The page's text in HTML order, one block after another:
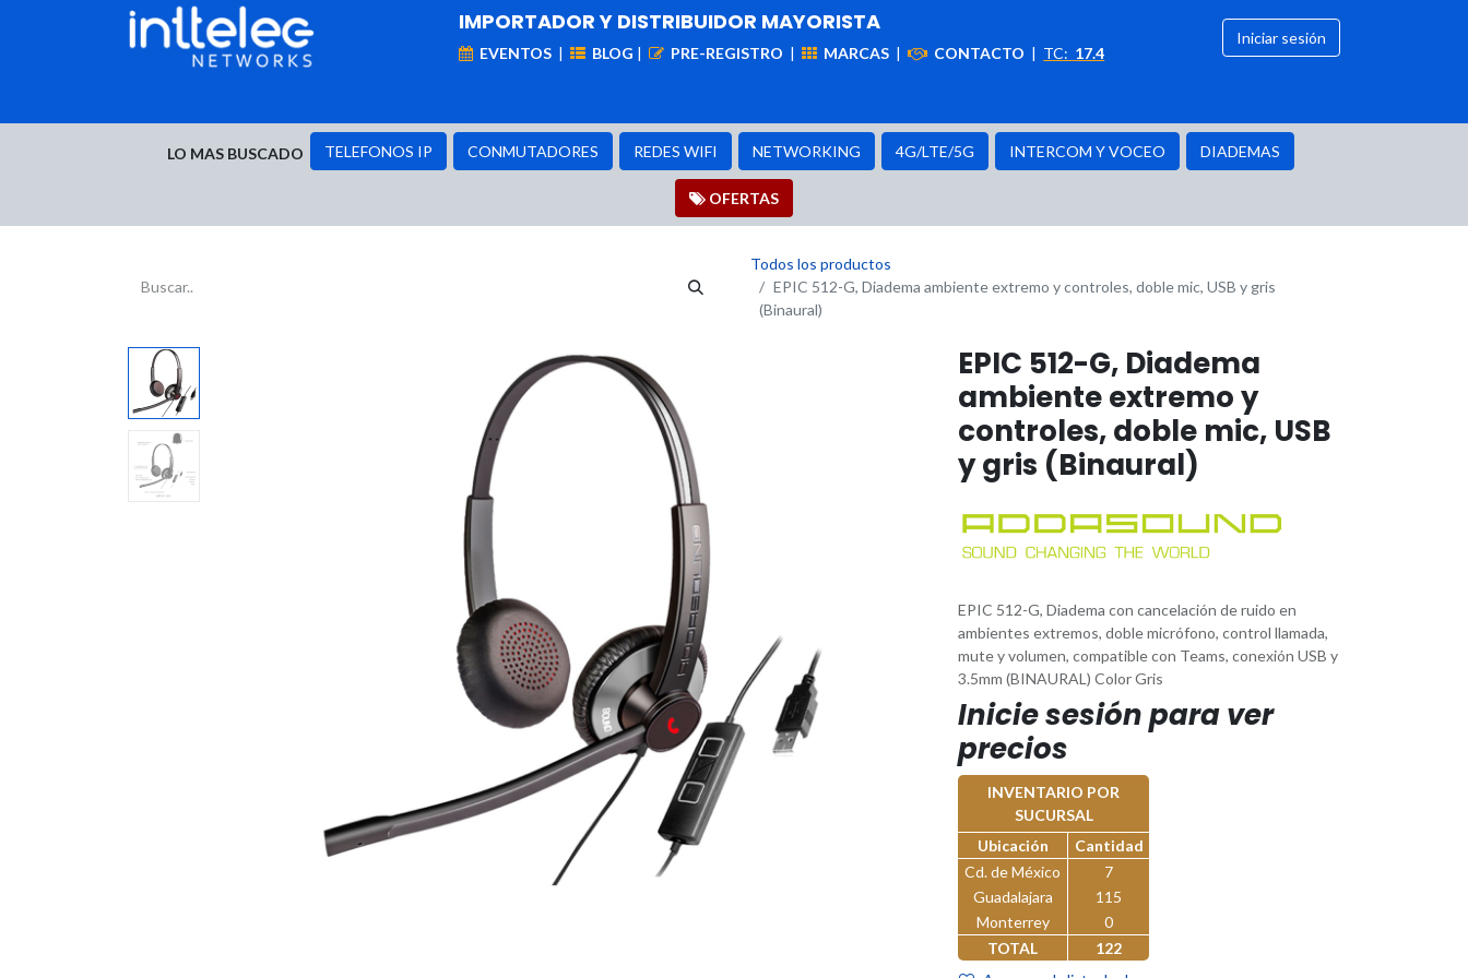
IMPORTADOR Y DISTRIBUIDOR MAYORISTA
EVENTOS | BLOG | PRE-REGISTRO | MARCAS | CONTACTO | TC: 17.4
Iniciar sesión
LO MAS BUSCADO TELEFONOS IP CONMUTADORES REDES WIFI NETWORKING 4G/LTE/5G INTERCOM Y VOCEO DIADEMAS
OFER​​​​TAS
Todos los productos
EPIC 512-G, Diadema ambiente extremo y controles, doble mic, USB y gris
(Binaural)
EPIC 512-G, Diadema
ambiente extremo y
controles, doble mic, USB
y gris (Binaural)
EPIC 512-G, Diadema con cancelación de ruido en
ambientes extremos, doble micrófono, control llamada,
mute y volumen, compatible con Teams, conexión USB y
3.5mm (BINAURAL) Color Gris
Inicie sesión para ver
precios
INVENTARIO POR
SUCURSAL
Ubicación
Cantidad
Cd. de México
7
Guadalajara
115
Monterrey
0
TOTAL
122